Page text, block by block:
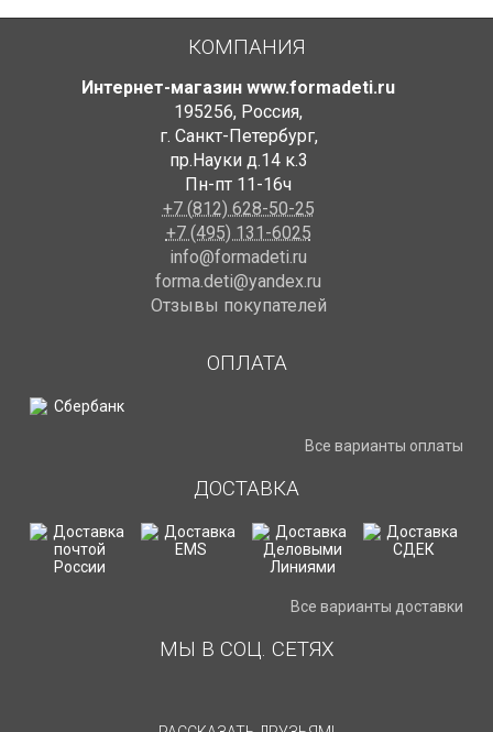
КОМПАНИЯ
Интернет-магазин www.formadeti.ru
195256, Россия,
г. Санкт-Петербург,
пр.Науки д.14 к.3
Пн-пт 11-16ч
+7 (812) 628-50-25
+7 (495) 131-6025
info@formadeti.ru
forma.deti@yandex.ru
Отзывы покупателей
ОПЛАТА
Все варианты оплаты
ДОСТАВКА
Все варианты доставки
МЫ В СОЦ. СЕТЯХ